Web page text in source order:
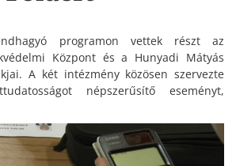
programon vettek részt az
Központ és a Hunyadi Mátyás
A két intézmény közösen szervezte
népszerűsítő eseményt,
az volt, hogy a fiatalok játékos,
ismerkedjenek meg a környezetvédelem